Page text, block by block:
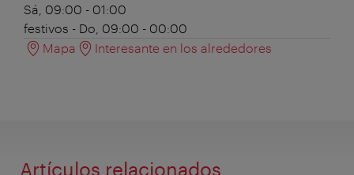
Sá, 09:00 - 01:00
festivos - Do, 09:00 - 00:00
Mapa
Interesante en los alrededores
Artículos relacionados